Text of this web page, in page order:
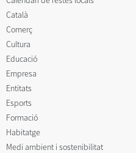
Català
Comerç
Cultura
Educació
Empresa
Entitats
Esports
Formació
Habitatge
Medi ambient i sostenibilitat